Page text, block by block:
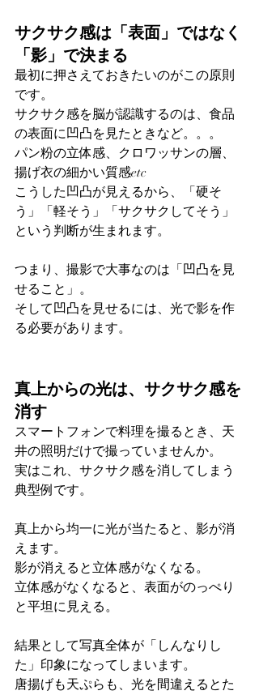
サクサク感は「表面」ではなく
「影」で決まる
最初に押さえておきたいのがこの原則
です。
サクサク感を脳が認識するのは、食品
の表面に凹凸を見たときなど。。。
パン粉の立体感、クロワッサンの層、
揚げ衣の細かい質感etc
こうした凹凸が見えるから、「硬そ
う」「軽そう」「サクサクしてそう」
という判断が生まれます。
つまり、撮影で大事なのは「凹凸を見
せること」。
そして凹凸を見せるには、光で影を作
る必要があります。
真上からの光は、サクサク感を
消す
スマートフォンで料理を撮るとき、天
井の照明だけで撮っていませんか。
実はこれ、サクサク感を消してしまう
典型例です。
真上から均一に光が当たると、影が消
えます。
影が消えると立体感がなくなる。
立体感がなくなると、表面がのっぺり
と平坦に見える。
結果として写真全体が「しんなりし
た」印象になってしまいます。
唐揚げも天ぷらも、光を間違えるとた